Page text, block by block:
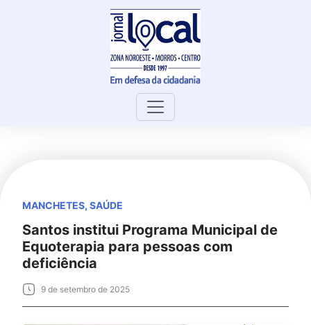
MANCHETES, SAÚDE
Santos institui Programa Municipal de
Equoterapia para pessoas com
deficiência
9 de setembro de 2025